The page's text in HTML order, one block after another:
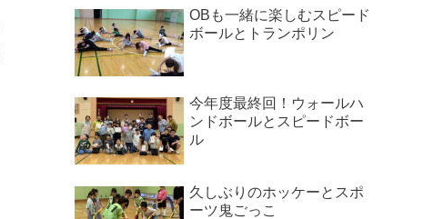
OBも一緒に楽しむスピード
ボールとトランポリン
今年度最終回！ウォールハ
ンドボールとスピードボー
ル
久しぶりのホッケーとスポ
ーツ鬼ごっこ